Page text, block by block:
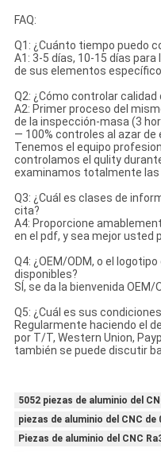
FAQ:
Q1: ¿Cuánto tiempo puedo
A1: 3-5 días, 10-15 días
de sus elementos
Q2: ¿Cómo controlar calidad
A2: Primer proceso del
de la inspección-masa (3
— 100% controles al azar de
Tenemos el equipo
controlamos el qulity
examinamos totalmente
Q3: ¿Cuál es clases de
cita?
A4: Proporcione
en el pdf, y sea mejor usted
Q4: ¿OEM/ODM, o el
disponibles?
SÍ, se da la bienvenida
Q5: ¿Cuál es sus
Regularmente haciendo el
por T/T, Western Union,
también se puede discutir
5052 piezas de aluminio del
piezas de aluminio del CNC de
Piezas de aluminio del CNC